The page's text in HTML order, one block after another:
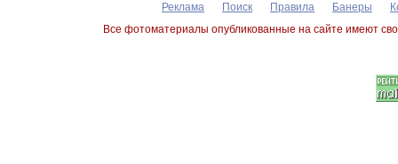
Реклама Поиск Правила Банеры
Все фотоматериалы опубликованные на сайте имеют